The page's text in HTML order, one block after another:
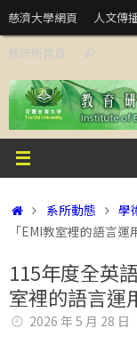
Skip
to
content
慈濟大學網頁 人文傳
教研所首頁 Search
Home系所動態 學
「EMI教室裡的語言運
115年度全英
室裡的語言運
2026 年 5 月 28 日